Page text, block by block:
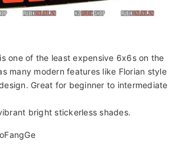
one of the least expensive 6x6s on the
many modern features like Florian style
Great for beginner to intermediate
bright stickerless shades.